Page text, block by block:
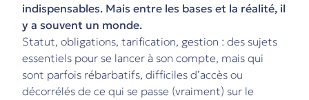
indispensables. Mais entre les bases et la réalité, il
y a souvent un monde.
Statut, obligations, tarification, gestion : des sujets
essentiels pour se lancer à son compte, mais qui
sont parfois rébarbatifs, difficiles d’accès ou
décorrélés de ce qui se passe (vraiment) sur le